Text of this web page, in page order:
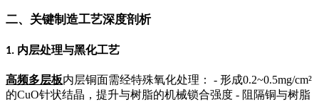
二、关键制造工艺深度剖析
1. 内层处理与黑化工艺
高频多层板内层铜面需经特殊氧化处理： - 形成0.2~0.5mg/cm²
的CuO针状结晶，提升与树脂的机械锁合强度 - 阻隔铜与树脂